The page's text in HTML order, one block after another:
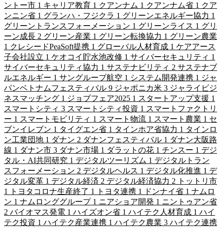
ントー市 1 キャリア教育 1 クアンナム 1 クアンナム省 1 クア
ンニン省 1 グランハ・フジクラ 1 グリーンエネルギー協力 1
グリーントランスフォーメーション 1 グリーンライス 1 グリ
ーン成長 2 グリーン産業 1 グリーン転換協力 1 グリーン農業
1 クレシードPeaSoft提携 1 グローバル人材育成 1 ケアアース
子会社設立 1 ケオコイ貯水池改修 1 サイバーセキュリティ 1
サイバーセキュリティ協力 1 サステナビリティ 2 サステナブ
ルエネルギー 1 サングループ航空 1 システム開発連携 1 ジャ
パンベトナムフェスティバル 9 ジャポニカ米 3 ジャライビジ
ネスマッチング 1 ジョブフェア2025 1 スタートアップ支援 1
スマートシティ 3 スマートシティ投資 1 スマートファクトリ
ー 1 スマートモビリティ 1 スマート物流 1 スマート農業 1 セ
ブンイレブン 1 タイグエン省 1 タインホア省協力 1 タインロ
ン工業団地 1 ダナン 2 ダナンフェスティバル 1 ダナン大阪路
線 1 ダナン市 3 ダナン市場 1 ダラットの花 1 チンスー 1 デジ
タル・AI共同研究 1 デジタルツーリズム 1 デジタルトラン
スフォーメーション 2 デジタルヘルス 1 デジタル化推進 1 デ
ジタル変革 1 デジタル経済 2 デジタル経済協力 2
トットリ市
1
トヨタコロナ生産終了 1 トヨタ連携 1 ドンナイ省 1 ナムロ
ン 1 ナムロンググループ 1 ニアショア開発 1 ニントゥアン省
2 バイオマス発電 1 ハイズオン省 1 ハイテク人材育成 1 ハイ
テク投資 1 ハイテク産業連携 1 ハイテク農業 3 ハイテク連携